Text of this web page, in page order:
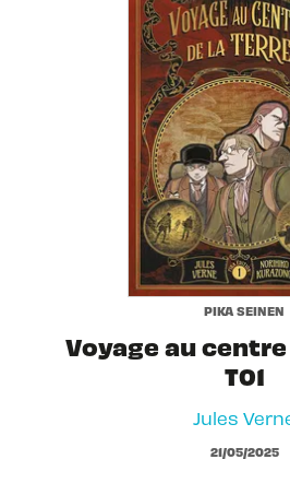
PIKA SEINEN
Voyage au centre
T01
Jules
21/05/2025